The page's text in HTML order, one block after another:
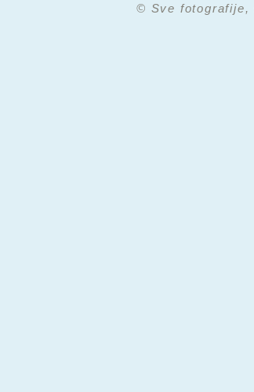
© Sve fotografije,